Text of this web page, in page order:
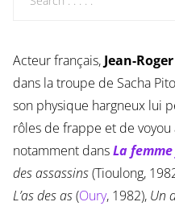
Acteur français, Jean-
dans la troupe de Sacha
son physique hargneux lui
rôles de frappe et de voyou
notamment dansLa
des assassins(Tioulong,
L’as des as(Oury, 1982), Un